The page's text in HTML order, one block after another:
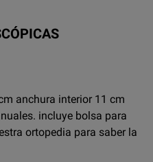
anchura interior 11 cm
incluye bolsa para
ortopedia para saber la